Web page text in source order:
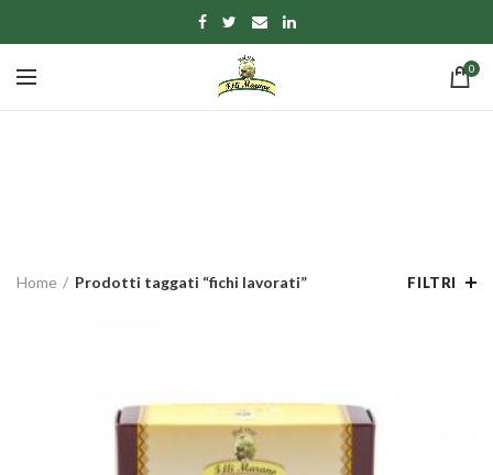
0
Home Prodotti taggati “fichi lavorati” FILTRI